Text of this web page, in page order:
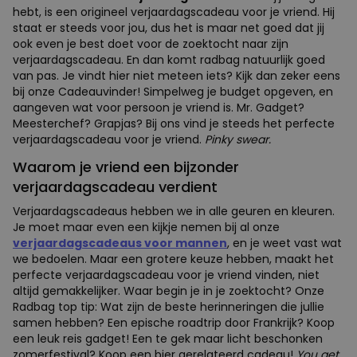
Verjaardagscadeau vriend you need, young
padawan
Om het met de wijze woorden van Yoda te zeggen. Een
verjaardag van een vriend kan en mag je niet vergeten.
Gelukkig is er Facebook. Maar toch. Jullie vriendschap is
meer waard dan een snelle post op zijn Facebook pagina
tussen alle andere verjaardagswensen. Wat jij nodig
hebt, is een origineel verjaardagscadeau voor je vriend. Hij
staat er steeds voor jou, dus het is maar net goed dat jij
ook even je best doet voor de zoektocht naar zijn
verjaardagscadeau. En dan komt radbag natuurlijk goed
van pas. Je vindt hier niet meteen iets? Kijk dan zeker eens